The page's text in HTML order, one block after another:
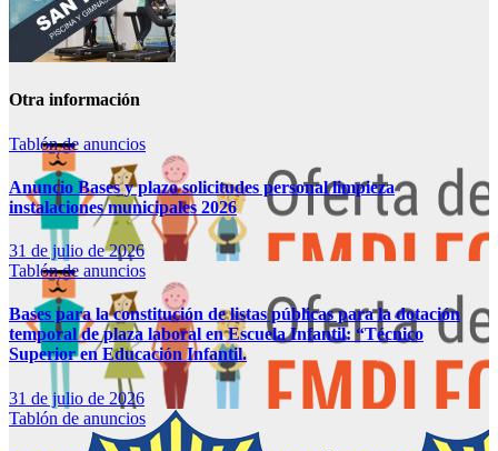
Otra información
Tablón de anuncios
Anuncio Bases y plazo solicitudes personal limpieza
instalaciones municipales 2026
31 de julio de 2026
Tablón de anuncios
Bases para la constitución de listas públicas para la dotación
temporal de plaza laboral en Escuela Infantil: “Técnico
Superior en Educación Infantil.
31 de julio de 2026
Tablón de anuncios